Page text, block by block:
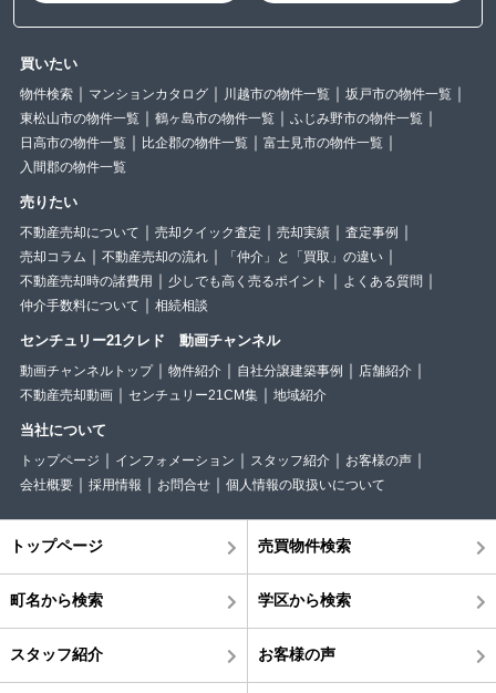
買いたい
物件検索 マンションカタログ 川越市の物件一覧
坂戸市の物件一覧
東松山市の物件一覧
鶴ヶ島市の物件一覧
ふじみ野市の物件一覧
日高市の物件一覧
比企郡の物件一覧
富士見市の物件一覧
入間郡の物件一覧
売りたい
不動産売却について 売却クイック査定 売却実績
査定事例
売却コラム
不動産売却の流れ
「仲介」と「買取」の違い
不動産売却時の諸費用
少しでも高く売るポイント
よくある質問
仲介手数料について
相続相談
センチュリー21クレド 動画チャンネル
動画チャンネルトップ 物件紹介 自社分譲建築事例
店舗紹介
不動産売却動画
センチュリー21CM集 地域紹介
当社について
トップページ インフォメーション スタッフ紹介
お客様の声
会社概要
採用情報 お問合せ 個人情報の取扱いについて
トップページ 売買物件検索
町名から検索 学区から検索
スタッフ紹介 お客様の声